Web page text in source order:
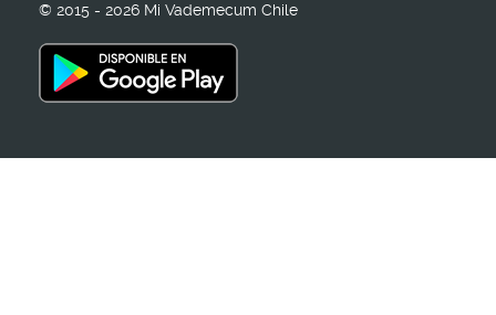
© 2015 - 2026 Mi Vademecum Chile